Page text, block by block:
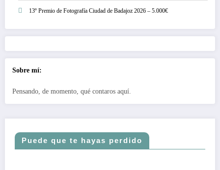
13º Premio de Fotografía Ciudad de Badajoz 2026 – 5.000€
Sobre mí:
Pensando, de momento, qué contaros aquí.
Puede que te hayas perdido